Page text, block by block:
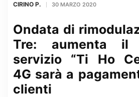
CIRINO P. 30 MARZO 2020
Ondata di
Tre: aumenta il
servizio “Ti Ho
4G sarà a
clienti